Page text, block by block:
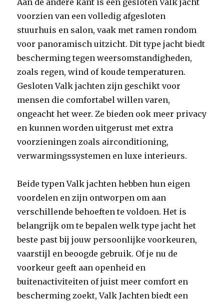
Aan de andere kant is een gesloten Valk jacht
voorzien van een volledig afgesloten
stuurhuis en salon, vaak met ramen rondom
voor panoramisch uitzicht. Dit type jacht biedt
bescherming tegen weersomstandigheden,
zoals regen, wind of koude temperaturen.
Gesloten Valk jachten zijn geschikt voor
mensen die comfortabel willen varen,
ongeacht het weer. Ze bieden ook meer privacy
en kunnen worden uitgerust met extra
voorzieningen zoals airconditioning,
verwarmingssystemen en luxe interieurs.
Beide typen Valk jachten hebben hun eigen
voordelen en zijn ontworpen om aan
verschillende behoeften te voldoen. Het is
belangrijk om te bepalen welk type jacht het
beste past bij jouw persoonlijke voorkeuren,
vaarstijl en beoogde gebruik. Of je nu de
voorkeur geeft aan openheid en
buitenactiviteiten of juist meer comfort en
bescherming zoekt, Valk Jachten biedt een